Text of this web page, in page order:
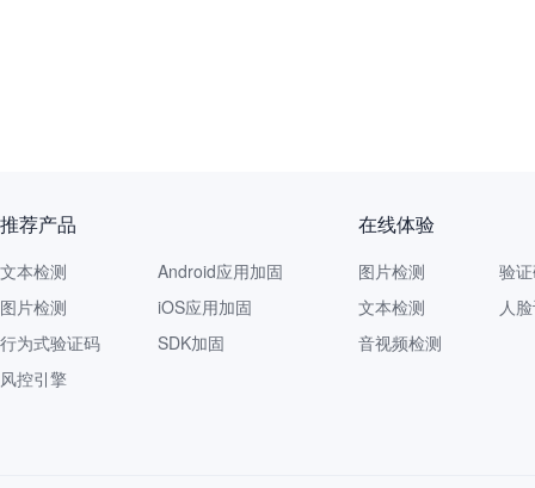
推荐产品
文本检测
图片检测
行为式验证码
风控引擎
Android应用加固
iOS应用加固
SDK加固
在线体验
图片检测
文本检测
音视频检测
验
人